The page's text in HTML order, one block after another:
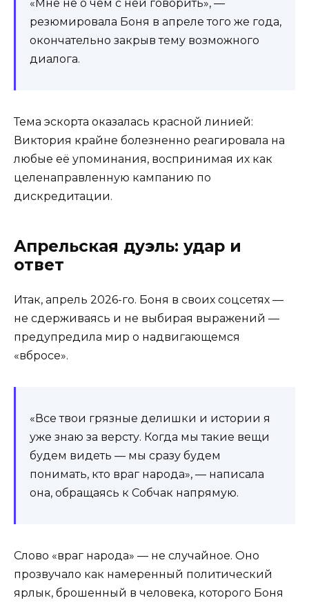
«Мне не о чем с ней говорить», —
резюмировала Боня в апреле того же года,
окончательно закрыв тему возможного
диалога.
Тема эскорта оказалась красной линией:
Виктория крайне болезненно реагировала на
любые её упоминания, воспринимая их как
целенаправленную кампанию по
дискредитации.
Апрельская дуэль: удар и
ответ
Итак, апрель 2026-го. Боня в своих соцсетях —
не сдерживаясь и не выбирая выражений —
предупредила мир о надвигающемся
«вбросе».
«Все твои грязные делишки и истории я
уже знаю за версту. Когда мы такие вещи
будем видеть — мы сразу будем
понимать, кто враг народа», — написала
она, обращаясь к Собчак напрямую.
Слово «враг народа» — не случайное. Оно
прозвучало как намеренный политический
ярлык, брошенный в человека, которого Боня